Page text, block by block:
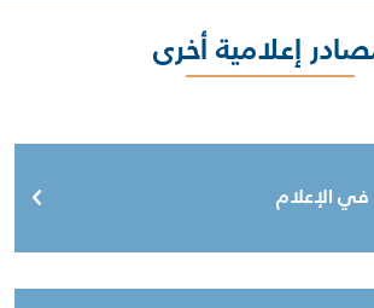
إعلامية أخرى
في الإعلام